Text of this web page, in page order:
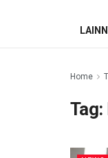
Home
Tag: